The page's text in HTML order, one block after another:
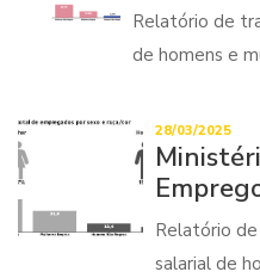
Relatório de
de homens e
28/03/2025
Relatório
salarial de